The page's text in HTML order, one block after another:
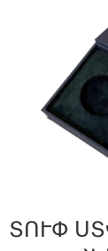
ՏՈՒՓ